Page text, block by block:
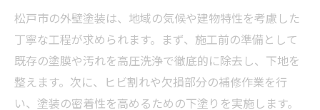
松戸市の外壁塗装は、地域の気候や建物特性を考慮した
丁寧な工程が求められます。まず、施工前の準備として
既存の塗膜や汚れを高圧洗浄で徹底的に除去し、下地を
整えます。次に、ヒビ割れや欠損部分の補修作業を行
い、塗装の密着性を高めるための下塗りを実施します。